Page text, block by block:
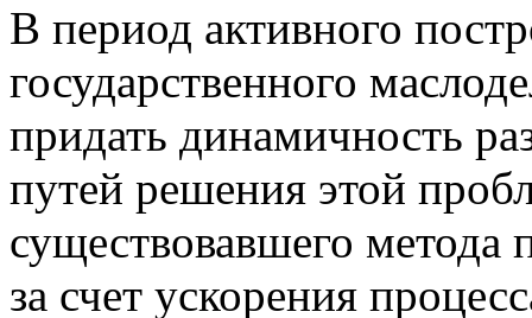
В период активного
государственного
придать динамичность
путей решения этой
существовавшего метода
за счет ускорения